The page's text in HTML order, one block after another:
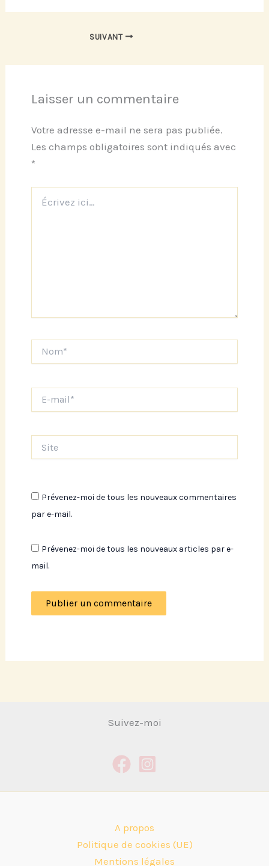
SUIVANT
Laisser un commentaire
Votre adresse e-mail ne sera pas publiée.
Les champs obligatoires sont indiqués avec
*
ici…
mail*
Prévenez-moi de tous les nouveaux commentaires
par e-mail.
Prévenez-moi de tous les nouveaux articles par e-
mail.
Suivez-moi
A propos
Politique de cookies (UE)
Mentions légales